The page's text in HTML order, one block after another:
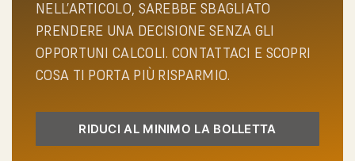
NELL’ARTICOLO, SAREBBE SBAGLIATO
PRENDERE UNA DECISIONE SENZA GLI
OPPORTUNI CALCOLI. CONTATTACI E SCOPRI
COSA TI PORTA PIÙ RISPARMIO.
RIDUCI AL MINIMO LA BOLLETTA